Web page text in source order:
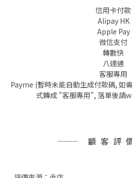
信用卡付款
Alipay HK
Apple Pay
微信支付
轉數快
八達通
客服專用
Payme (暫時未能自動生成付款碼, 如
式轉成 "客服專用", 落單後請
顧客評